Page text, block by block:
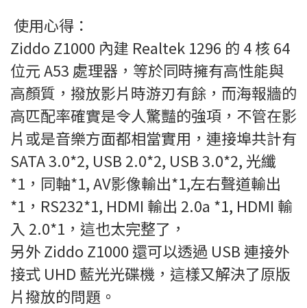
使用心得：
Ziddo Z1000 內建 Realtek 1296 的 4 核 64
位元 A53 處理器，等於同時擁有高性能與
高顏質，撥放影片時游刃有餘，而海報牆的
高匹配率確實是令人驚豔的強項，不管在影
片或是音樂方面都相當實用，連接埠共計有
SATA 3.0*2, USB 2.0*2, USB 3.0*2, 光纖
*1，同軸*1, AV影像輸出*1,左右聲道輸出
*1，RS232*1, HDMI 輸出 2.0a *1, HDMI 輸
入 2.0*1，這也太完整了，
另外 Ziddo Z1000 還可以透過 USB 連接外
接式 UHD 藍光光碟機，這樣又解決了原版
片撥放的問題。